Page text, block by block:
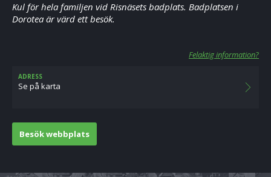
Kul för hela familjen vid Risnäsets badplats. Badplatsen i
Dorotea är värd ett besök.
Felaktig information?
ADRESS
Se på karta
Besök webbplats